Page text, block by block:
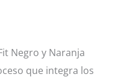
Negro y Naranja
que integra los